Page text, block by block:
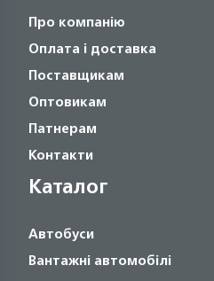
Про компанію
Оплата і доставка
Поставщикам
Оптовикам
Патнерам
Контакти
Каталог
Автобуси
Вантажні автомобілі